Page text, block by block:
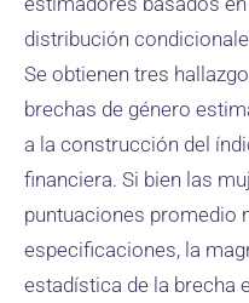
distribución
Se obtienen tres
brechas de género
a la construcción del
financiera. Si bien las
puntuaciones promedio
especificaciones, la
estadística de la brecha